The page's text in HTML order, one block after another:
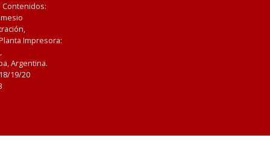
Impresora:
Argentina.
19/20